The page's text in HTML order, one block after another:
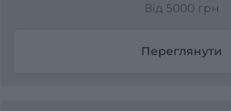
Від 5000 грн
Переглянути